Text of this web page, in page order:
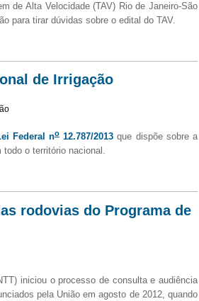
de Alta Velocidade (TAV) Rio de Janeiro-São
para tirar dúvidas sobre o edital do TAV.
de Irrigação
Federal no12.787/2013 que dispõe sobre a
o território nacional.
rodovias do Programa de
iniciou o processo de consulta e audiência
pela União em agosto de 2012, quando